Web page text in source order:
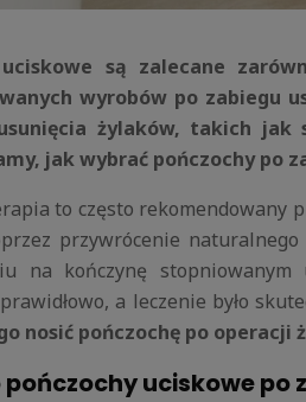
uciskowe są zalecane
wyrobów po zabiegu
żylaków, takich
jak wybrać pończochy po
to często rekomendowany
przywrócenie
na kończynę
a leczenie było
nosić pończochę po operacji
pończochy uciskowe po